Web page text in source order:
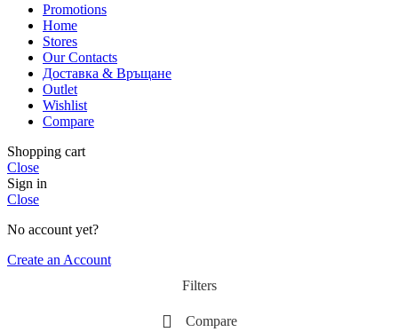
Promotions
Home
Stores
Our Contacts
Доставка & Връщане
Outlet
Wishlist
Compare
Shopping cart
Close
Sign in
Close
No account yet?
Create an Account
Filters
Compare